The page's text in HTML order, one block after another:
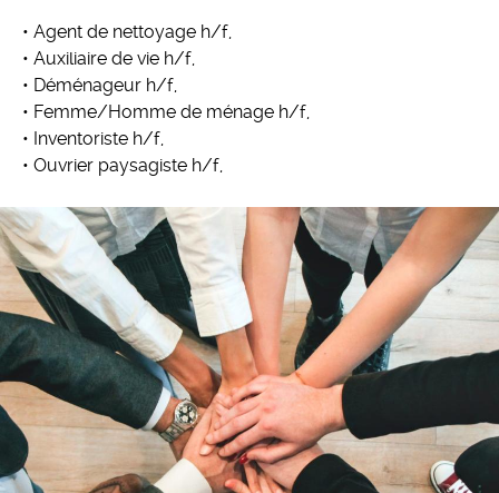
• Agent de nettoyage h/f,
• Auxiliaire de vie h/f,
• Déménageur h/f,
• Femme/Homme de ménage h/f,
• Inventoriste h/f,
• Ouvrier paysagiste h/f,